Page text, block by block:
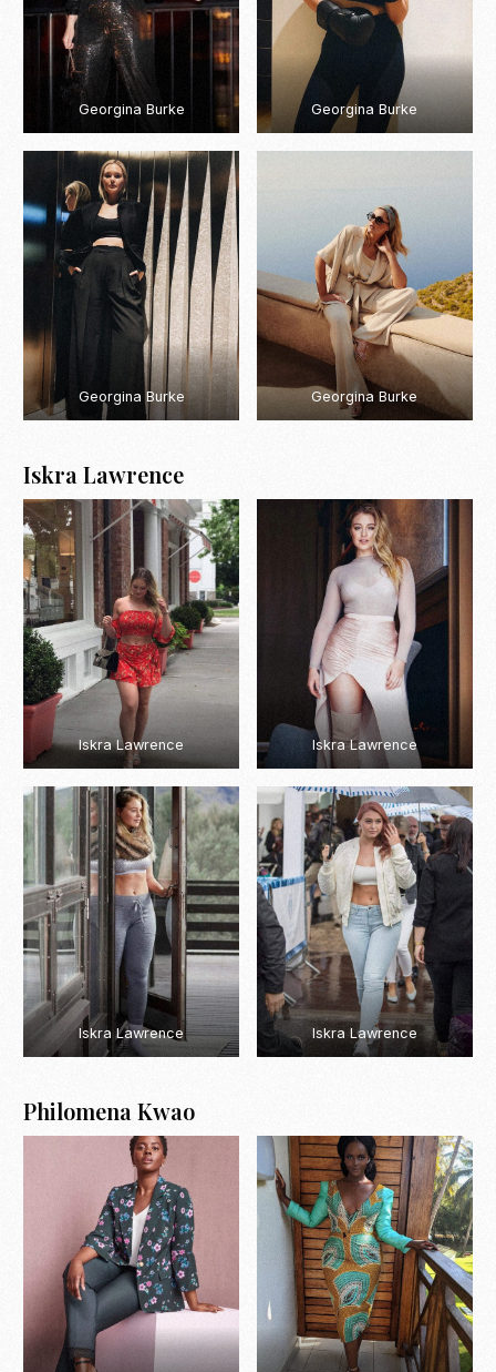
Georgina Burke Georgina Burke
Georgina Burke Georgina Burke
Iskra Lawrence
Iskra Lawrence Iskra Lawrence
Iskra Lawrence Iskra Lawrence
Philomena Kwao